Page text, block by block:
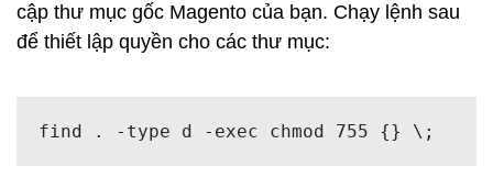
cập thư mục gốc Magento của bạn. Chạy lệnh sau
để thiết lập quyền cho các thư mục:
find . -type d -exec chmod 755 {} \;